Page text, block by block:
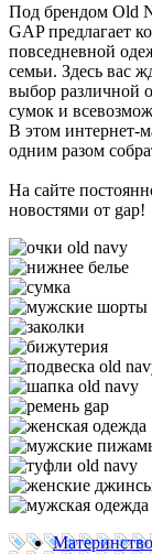
Под брендом Old
GAP предлагает
повседневной
семьи. Здесь вас
выбор различной
сумок и
В этом интернет-
одним разом
На сайте
новостями от gap!
Материнство